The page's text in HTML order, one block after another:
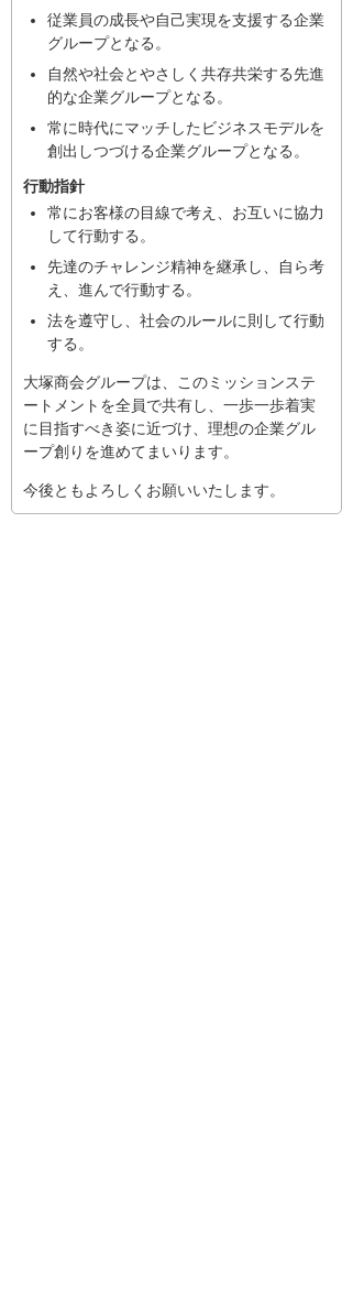
従業員の成長や自己実現を支援する企業
グループとなる。
自然や社会とやさしく共存共栄する先進
的な企業グループとなる。
常に時代にマッチしたビジネスモデルを
創出しつづける企業グループとなる。
行動指針
常にお客様の目線で考え、お互いに協力
して行動する。
先達のチャレンジ精神を継承し、自ら考
え、進んで行動する。
法を遵守し、社会のルールに則して行動
する。
大塚商会グループは、このミッションステ
ートメントを全員で共有し、一歩一歩着実
に目指すべき姿に近づけ、理想の企業グル
ープ創りを進めてまいります。
今後ともよろしくお願いいたします。